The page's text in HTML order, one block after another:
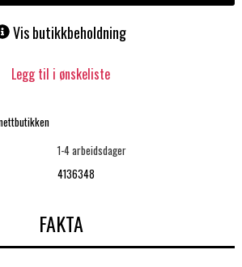
Vis butikkbeholdning
Legg til i ønskeliste
1-4 arbeidsdager
4136348
FAKTA